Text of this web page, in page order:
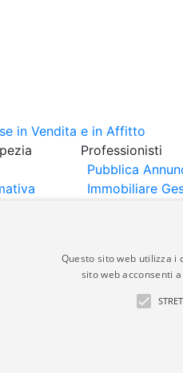
Professionisti
Pubblica
Immobiliare
su immobiliare-
della veridicità,
Questo sito web utilizza i
sito web acconsenti